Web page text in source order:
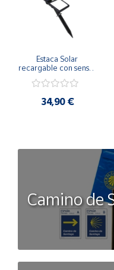
Estaca Solar
recargable con sensor
34,90 €
Camino de